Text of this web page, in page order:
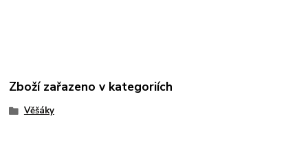
Zboží zařazeno v kategoriích
Věšáky